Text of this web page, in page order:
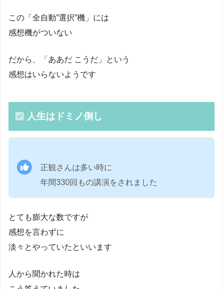
この「全自動”選択”機」には
感想機がついない
だから、「ああだ こうだ」という
感想はいらないようです
人生はドミノ倒し
正観さんは多い時に
年間330回もの講演をされました
とても膨大な数ですが
感想を言わずに
淡々とやっていたといいます
人から聞かれた時は